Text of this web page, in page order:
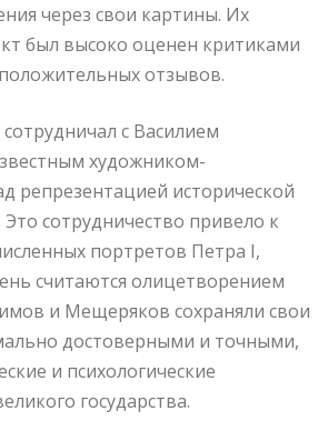
через свои картины. Их
был высоко оценен критиками
отзывов.
с Василием
художником-
репрезентацией исторической
сотрудничество привело к
портретов Петра I,
считаются олицетворением
и Мещеряков сохраняли свои
достоверными и точными,
и психологические
государства.